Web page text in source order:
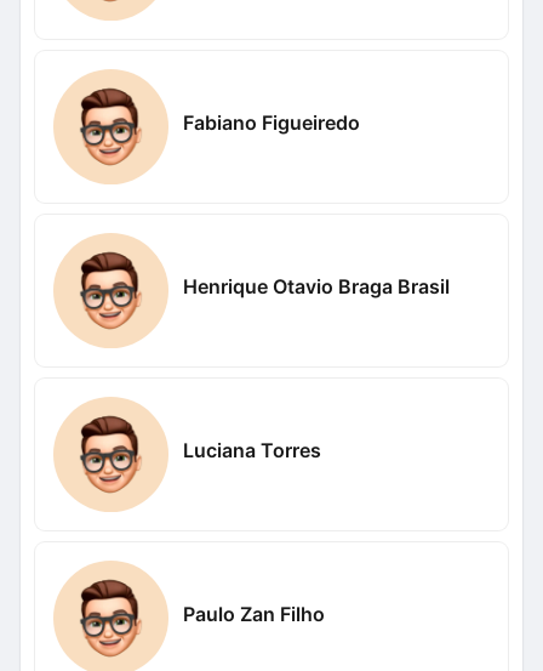
Fabiano Figueiredo
Henrique Otavio Braga Brasil
Luciana Torres
Paulo Zan Filho